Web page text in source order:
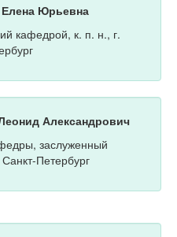
Юрьевна
кафедрой, к. п. н., г.
Александрович
заслуженный
Санкт-Петербург